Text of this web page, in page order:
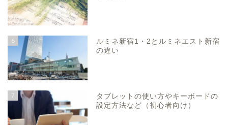
6
ルミネ新宿1・2とルミネエスト新宿
の違い
7
タブレットの使い方やキーボードの
設定方法など（初心者向け）